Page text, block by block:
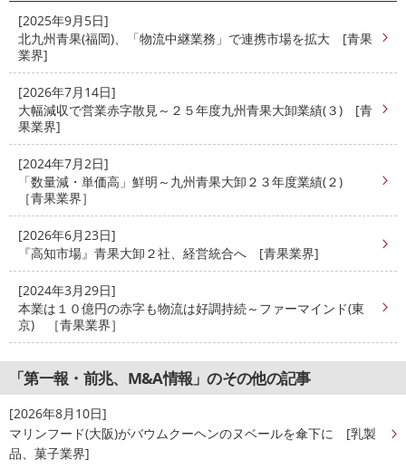
[2025年9月5日]
北九州青果(福岡)、「物流中継業務」で連携市場を拡大 [青果
業界]
[2026年7月14日]
大幅減収で営業赤字散見～２５年度九州青果大卸業績(３) [青
果業界]
[2024年7月2日]
「数量減・単価高」鮮明～九州青果大卸２３年度業績(２)
［青果業界］
[2026年6月23日]
『高知市場』青果大卸２社、経営統合へ [青果業界]
[2024年3月29日]
本業は１０億円の赤字も物流は好調持続～ファーマインド(東
京) ［青果業界］
「第一報・前兆、M&A情報」のその他の記事
[2026年8月10日]
マリンフード(大阪)がバウムクーヘンのヌベールを傘下に [乳製
品、菓子業界]